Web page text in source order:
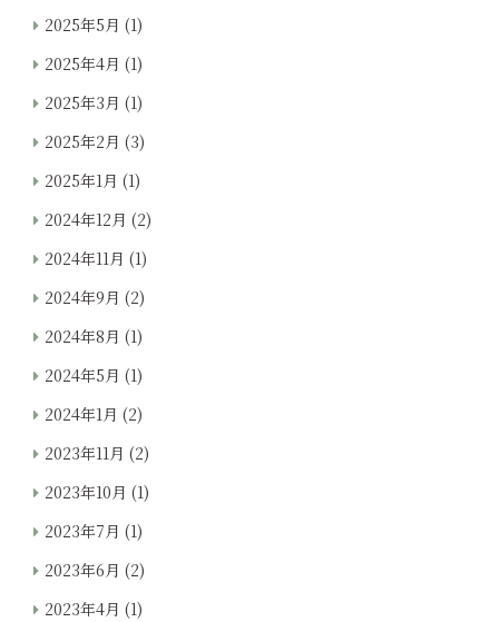
2025年5月 (1)
2025年4月 (1)
2025年3月 (1)
2025年2月 (3)
2025年1月 (1)
2024年12月 (2)
2024年11月 (1)
2024年9月 (2)
2024年8月 (1)
2024年5月 (1)
2024年1月 (2)
2023年11月 (2)
2023年10月 (1)
2023年7月 (1)
2023年6月 (2)
2023年4月 (1)